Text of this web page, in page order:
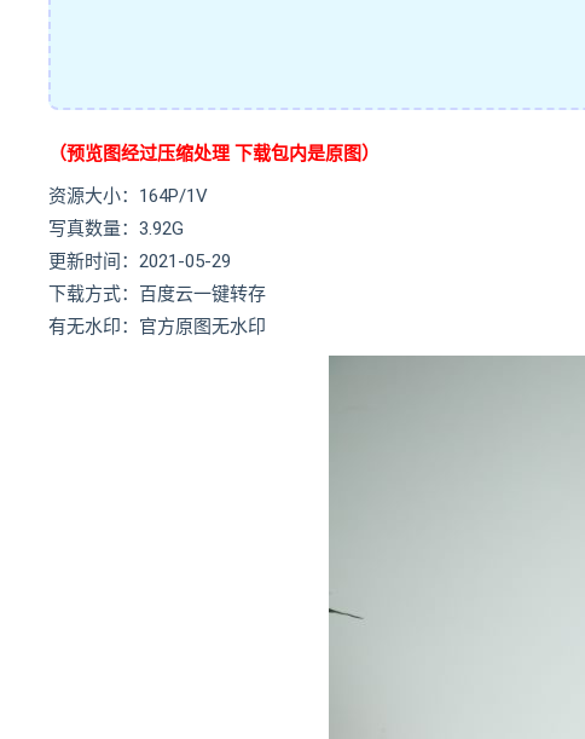
（预览图经过压缩处理 下载包内是原图）
资源大小：164P/1V
写真数量：3.92G
更新时间：2021-05-29
下载方式：百度云一键转存
有无水印：官方原图无水印